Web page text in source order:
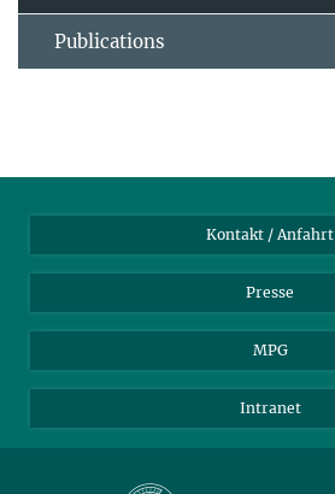
Publications
Kontakt / Anfahrt
Presse
MPG
Intranet